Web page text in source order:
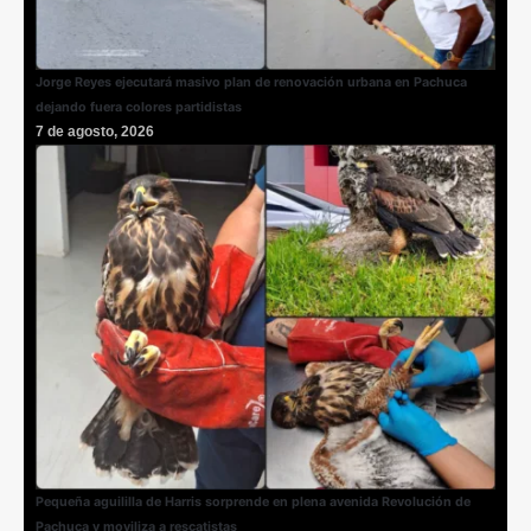
Jorge Reyes ejecutará masivo plan de renovación urbana en Pachuca
dejando fuera colores partidistas
7 de agosto, 2026
Pequeña aguililla de Harris sorprende en plena avenida Revolución de
Pachuca y moviliza a rescatistas